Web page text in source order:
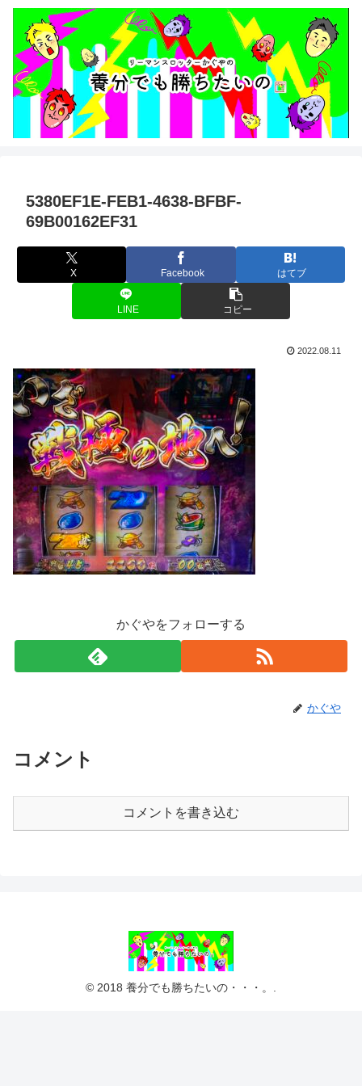
5380EF1E-FEB1-4638-BFBF-
69B00162EF31
X Facebook はてブ
LINE コピー
2022.08.11
かぐやをフォローする
かぐや
コメント
コメントを書き込む
© 2018 養分でも勝ちたいの・・・。.